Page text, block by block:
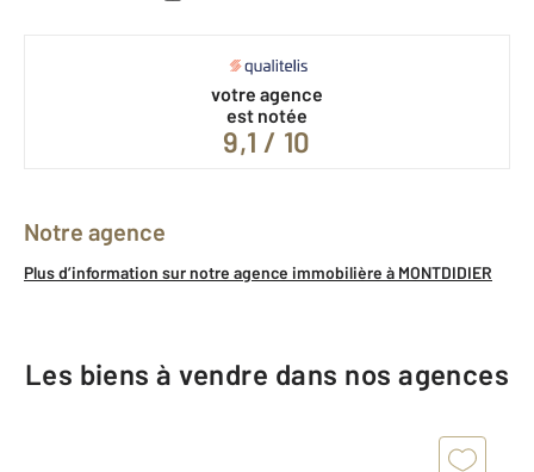
votre agence
est notée
9,1 / 10
Notre agence
Plus d’information sur notre agence immobilière à MONTDIDIER
Les biens à vendre dans nos agences